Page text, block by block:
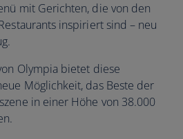
mit Gerichten, die von den
inspiriert sind – neu
Olympia bietet diese
Möglichkeit, das Beste der
in einer Höhe von 38.000